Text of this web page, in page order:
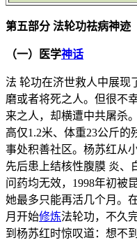
第五部分 法轮功祛病神迹
（一）医学神话
法 轮功在济世救人中展现
磨或者将死之人。但很不
来之人，却横遭中共屠杀
高仅1.2米、体重23公斤
事处积善社区。杨苏红从
先后患上结核性腹膜 炎、
问药均无效，1998年初被
她最多只能再活几个月。
月开始修炼法轮功，不久
到杨苏红时惊叹道：想不